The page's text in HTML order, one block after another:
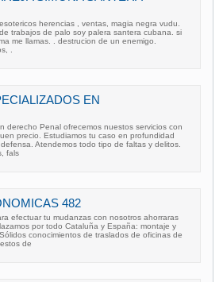
herencias , ventas, magia negra vudu.
trabajos de palo soy palera santera cubana. si
me llamas. . destrucion de un enemigo.
.
EN
derecho Penal ofrecemos nuestos servicios con
precio. Estudiamos tu caso en profundidad
Atendemos todo tipo de faltas y delitos.
fals
482
efectuar tu mudanzas con nosotros ahorraras
por todo Cataluña y España: montaje y
conocimientos de traslados de oficinas de
de